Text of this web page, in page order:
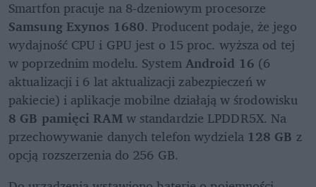
Samsung Exynos 1680. Producent podaje, że jego
wydajność CPU i GPU jest o 15 proc. wyższa od tej
w poprzednim modelu. System Android 16 (6
aktualizacji i 6 lat aktualizacji zabezpieczeń w
8 GB pamięci RAM w standardzie LPDDR5X. Na
przechowywanie danych telefon wydziela 128 GB z
opcją rozszerzenia do 256 GB.